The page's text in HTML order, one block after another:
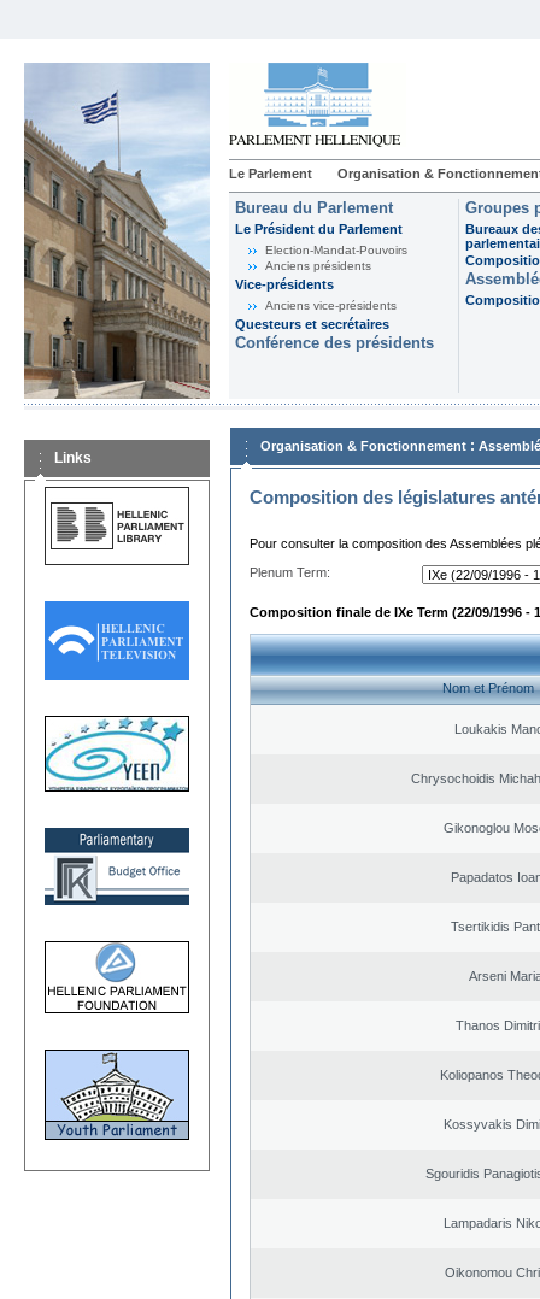
Le Parlement Organisation &
Bureau du Parlement
Le Président du Parlement
Election-Mandat-Pouvoirs
Anciens présidents
Vice-présidents
Anciens vice-présidents
Questeurs et secrétaires
Conférence des présidents
Groupes
Bureaux
Links
Organisation & Fonctionnement :
Composition des législatures
Pour consulter la composition des Assemblées
Plenum Term:
Composition finale de IXe Term (22/09/1996 -
Nom et Prénom
Loukakis
Chrysochoidis
Gikonoglou
Papadatos
Tsertikidis
Arseni
Thanos
Koliopanos
Kossyvakis
Sgouridis
Lampadaris
Oikonomou